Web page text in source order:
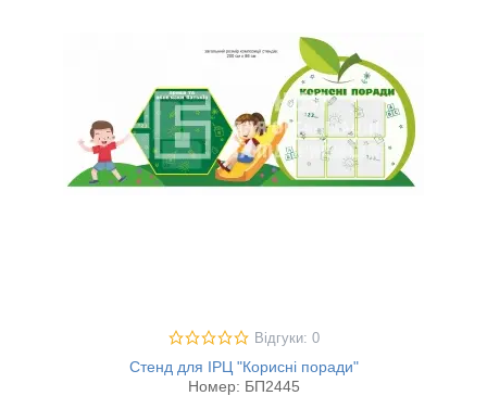
Відгуки: 0
Стенд для ІРЦ "Корисні поради"
Номер: БП2445